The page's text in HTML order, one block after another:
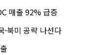
매출 92% 급증
·북미 공략 나선다